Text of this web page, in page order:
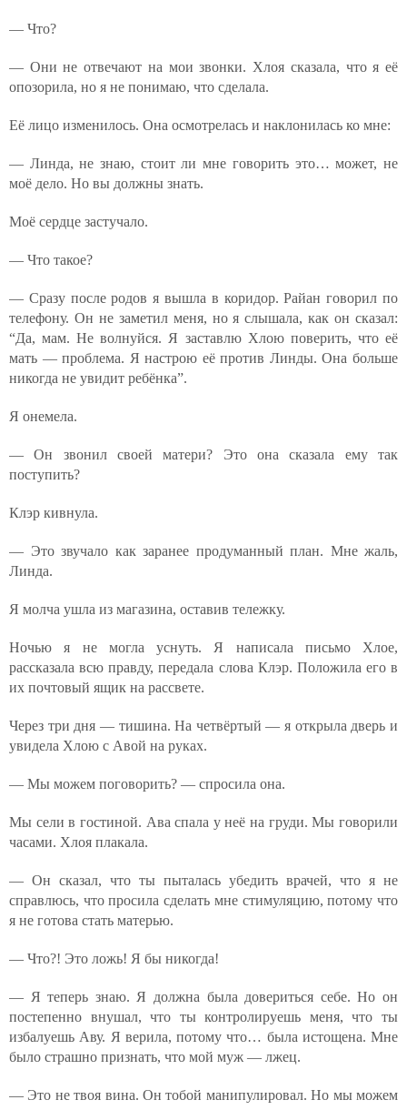
— Что?
— Они не отвечают на мои звонки. Хлоя сказала, что я её
опозорила, но я не понимаю, что сделала.
Её лицо изменилось. Она осмотрелась и наклонилась ко мне:
— Линда, не знаю, стоит ли мне говорить это… может, не
моё дело. Но вы должны знать.
Моё сердце застучало.
— Что такое?
— Сразу после родов я вышла в коридор. Райан говорил по
телефону. Он не заметил меня, но я слышала, как он сказал:
“Да, мам. Не волнуйся. Я заставлю Хлою поверить, что её
мать — проблема. Я настрою её против Линды. Она больше
никогда не увидит ребёнка”.
Я онемела.
— Он звонил своей матери? Это она сказала ему так
поступить?
Клэр кивнула.
— Это звучало как заранее продуманный план. Мне жаль,
Линда.
Я молча ушла из магазина, оставив тележку.
Ночью я не могла уснуть. Я написала письмо Хлое,
рассказала всю правду, передала слова Клэр. Положила его в
их почтовый ящик на рассвете.
Через три дня — тишина. На четвёртый — я открыла дверь и
увидела Хлою с Авой на руках.
— Мы можем поговорить? — спросила она.
Мы сели в гостиной. Ава спала у неё на груди. Мы говорили
часами. Хлоя плакала.
— Он сказал, что ты пыталась убедить врачей, что я не
справлюсь, что просила сделать мне стимуляцию, потому что
я не готова стать матерью.
— Что?! Это ложь! Я бы никогда!
— Я теперь знаю. Я должна была довериться себе. Но он
постепенно внушал, что ты контролируешь меня, что ты
избалуешь Аву. Я верила, потому что… была истощена. Мне
было страшно признать, что мой муж — лжец.
— Это не твоя вина. Он тобой манипулировал. Но мы можем